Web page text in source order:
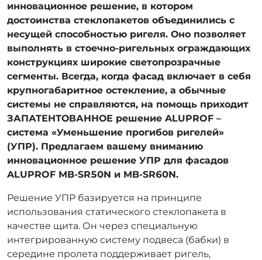
инновационное решение, в котором
достоинства стеклопакетов объединились с
несущей способностью ригеля. Оно позволяет
выполнять в стоечно-ригельных ограждающих
конструкциях широкие светопрозрачные
сегменты. Всегда, когда фасад включает в себя
крупногабаритное остекление, а обычные
системы не справляются, на помощь приходит
ЗАПАТЕНТОВАННОЕ решение ALUPROF –
система «Уменьшение прогибов ригелей»
(УПР). Предлагаем вашему вниманию
инновационное решение УПР для фасадов
ALUPROF MB-SR50N и MB-SR60N.
Решение УПР базируется на принципе
использования статического стеклопакета в
качестве щита. Он через специальную
интегрированную систему подвеса (бабки) в
середине пролета поддерживает ригель,